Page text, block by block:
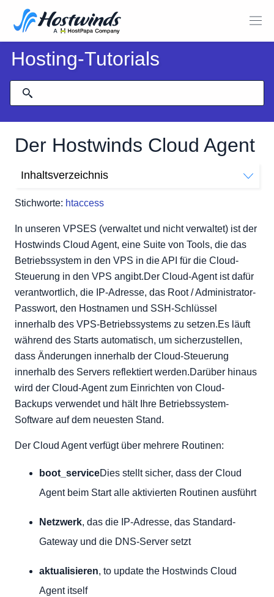
Hosting-Tutorials
Der Hostwinds Cloud Agent
Stichworte: htaccess
Inhaltsverzeichnis
Sicherungsroutine
Andere Routinen
In unseren VPSES (verwaltet und nicht verwaltet) ist der
Hostwinds Cloud Agent, eine Suite von Tools, die das
Betriebssystem in den VPS in die API für die Cloud-
Steuerung in den VPS angibt.Der Cloud-Agent ist dafür
verantwortlich, die IP-Adresse, das Root / Administrator-
Passwort, den Hostnamen und SSH-Schlüssel
innerhalb des VPS-Betriebssystems zu setzen.Es läuft
während des Starts automatisch, um sicherzustellen,
dass Änderungen innerhalb der Cloud-Steuerung
innerhalb des Servers reflektiert werden.Darüber hinaus
wird der Cloud-Agent zum Einrichten von Cloud-
Backups verwendet und hält Ihre Betriebssystem-
Software auf dem neuesten Stand.
Der Cloud Agent verfügt über mehrere Routinen:
boot_serviceDies stellt sicher, dass der Cloud
Agent beim Start alle aktivierten Routinen ausführt
Netzwerk, das die IP-Adresse, das Standard-
Gateway und die DNS-Server setzt
aktualisieren, to update the Hostwinds Cloud
Agent itself